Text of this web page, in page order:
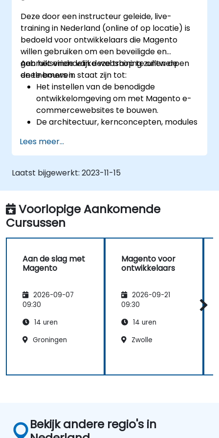
Deze door een instructeur geleide, live-
training in Nederland (online of op locatie) is
bedoeld voor ontwikkelaars die Magento
willen gebruiken om een beveiligde en
gebruiksvriendelijke webshop te ontwerpen
en te bouwen.
Aan het einde van deze training zullen de
deelnemers in staat zijn tot:
Het instellen van de benodigde
ontwikkelomgeving om met Magento e-
commercewebsites te bouwen.
De architectuur, kernconcepten, modules
begrijpen.
Een functionele en robuuste online winkel
ontwikkelen door Magento-onderdelen
en -modules aan te passen.
Beveiligingsmaatregelen in Magento
implementeren om kwetsbaarheden en
mogelijke cyberaanvallen te
verminderen.
Lees meer...
Laatst bijgewerkt: 2023-11-15
Voorlopige Aankomende
Cursussen
Aan de slag met
Magento
2026-09-07
09:30
14 uren
Groningen
Magento voor
ontwikkelaars
2026-09-21
09:30
14 uren
Zwolle
Bekijk andere regio's in